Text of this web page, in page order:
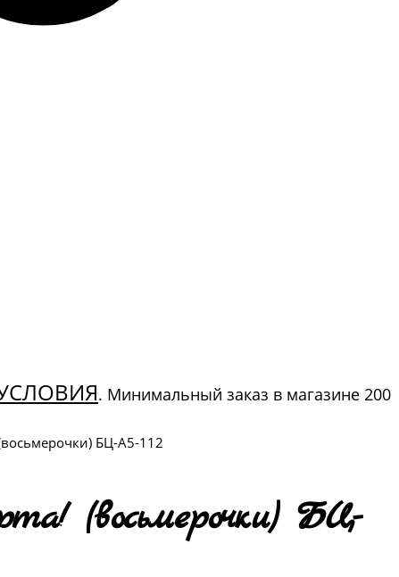
. Минимальный заказ в магазине 200
БЦ-А5-112
(восьмерочки) БЦ-